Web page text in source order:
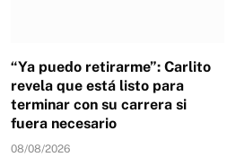
“Ya puedo retirarme”: Carlito
revela que está listo para
terminar con su carrera si
fuera necesario
08/08/2026